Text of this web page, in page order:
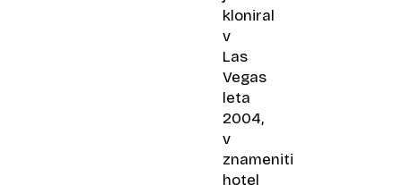
kloniral
v
Las
Vegas
leta
2004,
v
znameniti
hotel